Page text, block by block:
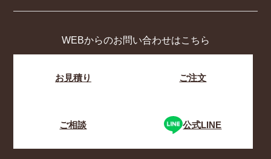
WEBからのお問い合わせはこちら
お見積り ご注文
ご相談 公式LINE